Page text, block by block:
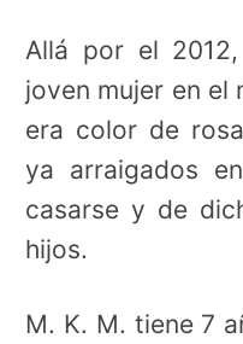
Allá por el
joven mujer en el
era color de
ya arraigados
casarse y de
hijos.
M. K. M. tiene 7